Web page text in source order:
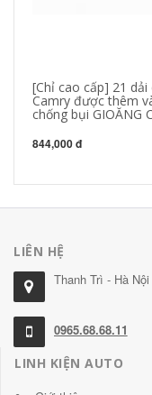
[Chỉ cao cấp] 21
Camry được thêm
chống bụi GIOĂNG
844,000 đ
LIÊN HỆ
Thanh Trì - Hà Nội
0965.68.68.11
LINH KIỆN AUTO